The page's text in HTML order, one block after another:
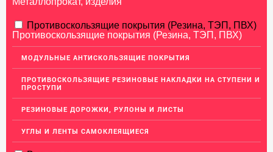
АЛЮМИНИЕВЫЙ ПРОКАТ
НЕРЖАВЕЮЩАЯ СТАЛЬ
МЕДНЫЙ ПРОКАТ
ЛАТУННЫЙ ПРОКАТ
ДЕКОР НЕРЖАВЕЙКА
ОГРАЖДЕНИЯ ДЛЯ ЛЕСТНИЦ
Противоскользящие покрытия (Резина, ТЭП, ПВХ)
Противоскользящие покрытия (Резина, ТЭП, ПВХ)
МОДУЛЬНЫЕ АНТИСКОЛЬЗЯЩИЕ ПОКРЫТИЯ
ПРОТИВОСКОЛЬЗЯЩИЕ РЕЗИНОВЫЕ НАКЛАДКИ НА СТУПЕНИ И
ПРОСТУПИ
РЕЗИНОВЫЕ ДОРОЖКИ, РУЛОНЫ И ЛИСТЫ
УГЛЫ И ЛЕНТЫ САМОКЛЕЯЩИЕСЯ